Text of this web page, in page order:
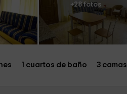
+28 fotos
1 cuartos de baño 3 camas